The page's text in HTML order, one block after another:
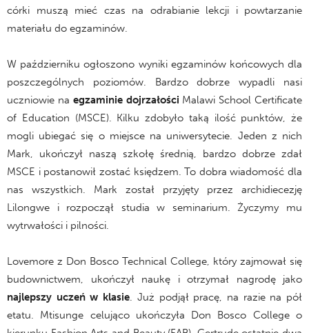
córki muszą mieć czas na odrabianie lekcji i powtarzanie
materiału do egzaminów.
W październiku ogłoszono wyniki egzaminów końcowych dla
poszczególnych poziomów. Bardzo dobrze wypadli nasi
uczniowie na egzaminie dojrzałości Malawi School Certificate
of Education (MSCE). Kilku zdobyło taką ilość punktów, że
mogli ubiegać się o miejsce na uniwersytecie. Jeden z nich
Mark, ukończył naszą szkołę średnią, bardzo dobrze zdał
MSCE i postanowił zostać księdzem. To dobra wiadomość dla
nas wszystkich. Mark został przyjęty przez archidiecezję
Lilongwe i rozpoczął studia w seminarium. Życzymy mu
wytrwałości i pilności.
Lovemore z Don Bosco Technical College, który zajmował się
budownictwem, ukończył naukę i otrzymał nagrodę jako
najlepszy uczeń w klasie. Już podjął pracę, na razie na pół
etatu. Mtisunge celująco ukończyła Don Bosco College o